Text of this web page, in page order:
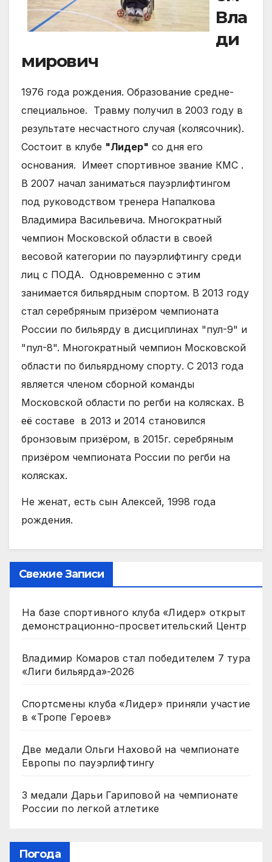
Вла
ди
мирович
1976 года рождения. Образование средне-
специальное. Травму получил в 2003 году в
результате несчастного случая (колясочник).
Состоит в клубе "Лидер" со дня его
основания. Имеет спортивное звание КМС .
В 2007 начал заниматься пауэрлифтингом
под руководством тренера Напалкова
Владимира Васильевича. Многократный
чемпион Московской области в своей
весовой категории по пауэрлифтингу среди
лиц с ПОДА. Одновременно с этим
занимается бильярдным спортом. В 2013 году
стал серебряным призёром чемпионата
России по бильярду в дисциплинах "пул-9" и
"пул-8". Многократный чемпион Московской
области по бильярдному спорту. С 2013 года
является членом сборной команды
Московской области по регби на колясках. В
её составе в 2013 и 2014 становился
бронзовым призёром, в 2015г. серебряным
призёром чемпионата России по регби на
колясках.
Не женат, есть сын Алексей, 1998 года
рождения.
Свежие Записи
На базе спортивного клуба «Лидер» открыт
демонстрационно-просветительский Центр
Владимир Комаров стал победителем 7 тура
«Лиги бильярда»-2026
Спортсмены клуба «Лидер» приняли участие
в «Тропе Героев»
Две медали Ольги Наховой на чемпионате
Европы по пауэрлифтингу
3 медали Дарьи Гариповой на чемпионате
России по легкой атлетике
Погода